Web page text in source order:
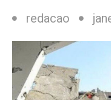
redacao